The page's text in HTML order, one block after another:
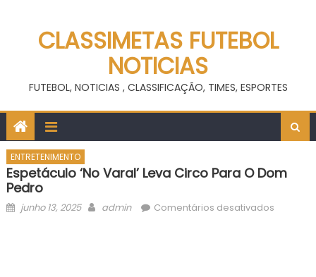
CLASSIMETAS FUTEBOL
NOTICIAS
FUTEBOL, NOTICIAS , CLASSIFICAÇÃO, TIMES, ESPORTES
ENTRETENIMENTO
Espetáculo ‘No Varal’ Leva Circo Para O Dom
Pedro
Posted
junho 13, 2025 Author
admin Comentários desativadosem